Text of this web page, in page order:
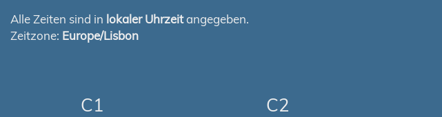
Alle Zeiten sind in lokaler Uhrzeitangegeben.
Zeitzone: Europe/Lisbon
C1 C2